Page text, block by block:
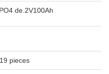
de.2V100Ah
pieces